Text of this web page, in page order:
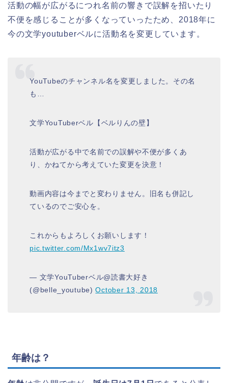
活動の幅が広がるにつれ名前の響きで誤解を招いたり
不便を感じることが多くなっていったため、2018年に
今の文学youtuberベルに活動名を変更しています。
YouTubeのチャンネル名を変更しました。その名
も…
文学YouTuberベル【ベルりんの壁】
活動が広がる中で名前での誤解や不便が多くあ
り、かねてから考えていた変更を決意！
動画内容は今までと変わりません。旧名も併記し
ているのでご安心を。
これからもよろしくお願いします！
pic.twitter.com/Mx1wv7itz3
— 文学YouTuberベル@読書大好き
(@belle_youtube)October 13, 2018
年齢は？